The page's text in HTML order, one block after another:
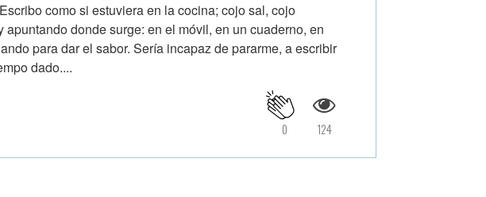
como si estuviera en la cocina; cojo sal, cojo
donde surge: en el móvil, en un cuaderno, en
para dar el sabor. Sería incapaz de pararme, a escribir
dado....
124
0